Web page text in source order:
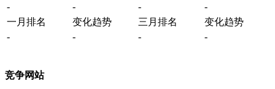
-
- -
-
一月排名
变化趋势 三月排名
变化趋势
-
- - -
竞争网站